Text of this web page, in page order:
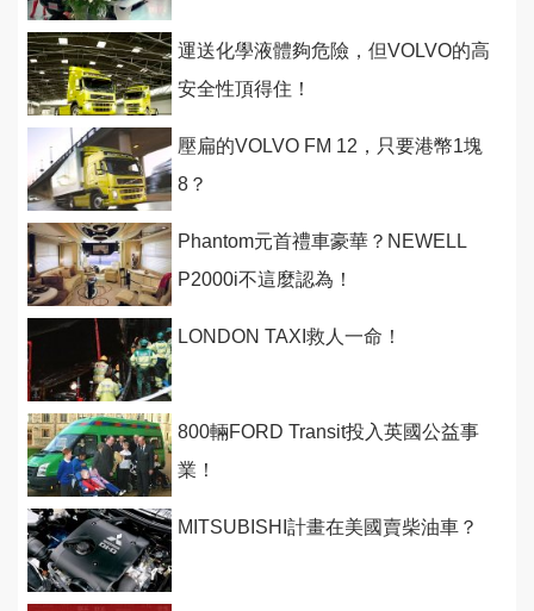
運送化學液體夠危險，但VOLVO的高
安全性頂得住！
壓扁的VOLVO FM 12，只要港幣1塊
8？
Phantom元首禮車豪華？NEWELL
P2000i不這麼認為！
LONDON TAXI救人一命！
800輛FORD Transit投入英國公益事
業！
MITSUBISHI計畫在美國賣柴油車？